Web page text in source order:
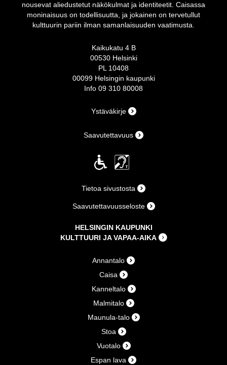
nousevat aliedustetut näkökulmat ja identiteetit. Caisassa
moninaisuus on todellisuutta, ja jokainen on tervetullut
kulttuurin pariin ilman samanlaisuuden vaatimusta.
Kaikukatu 4 B
00530 Helsinki
PL 10408
00099 Helsingin kaupunki
Info 09 310 80008
Ystäväkirje
Saavutettavuus
Tietoa sivustosta
Saavutettavuusseloste
HELSINGIN KAUPUNKI
KULTTUURI JA VAPAA-AIKA
Annantalo
Caisa
Kanneltalo
Malmitalo
Maunula-talo
Stoa
Vuotalo
Espan lava